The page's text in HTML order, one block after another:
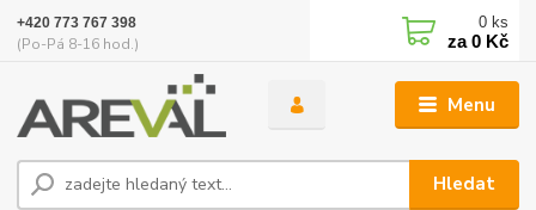
Menu
Hledat
+420 773 767 398
(Po-Pá 8-16 hod.)
0 ks
za0 Kč